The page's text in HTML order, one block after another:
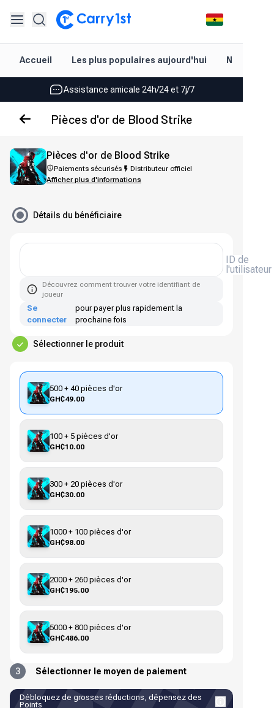
Accueil Les plus populaires aujourd'hui
Les meilleures offres pour vos meilleurs jeux
Assistance amicale 24h/24 et 7j/7
Noté 4,45 sur Google Play et l'App Store
Les meilleures offres pour vos meilleurs jeux
Noté 4,45 sur Google Play et l'App Store
Pièces d'or de Blood Strike
Pièces d'or de Blood Strike
Paiements sécurisés
Distributeur officiel
Afficher plus d'informations
Détails du bénéficiaire
ID de
l'utilisateur
Découvrez comment trouver votre identifiant de
joueur
Se
connecter
pour payer plus rapidement la
prochaine fois
Sélectionner le produit
500 + 40 pièces d'or
GH₵49.00
100 + 5 pièces d'or
GH₵10.00
300 + 20 pièces d'or
GH₵30.00
1000 + 100 pièces d'or
GH₵98.00
2000 + 260 pièces d'or
GH₵195.00
5000 + 800 pièces d'or
GH₵486.00
3 Sélectionner le moyen de paiement
Débloquez de grosses réductions, dépensez des
Points